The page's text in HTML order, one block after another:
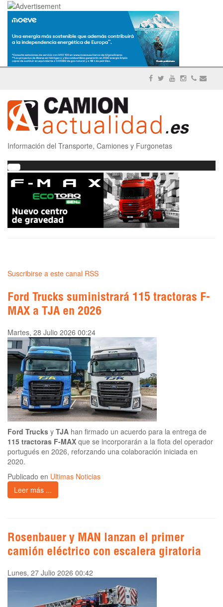
Información del Transporte, Camiones y Furgonetas
Suscribirse a este canal RSS
Ford Trucks suministrará 115 tractoras F-
MAX a TJA en 2026
Martes, 28 Julio 2026 00:24
Ford Trucks y TJA han firmado un acuerdo para la entrega de
115 tractoras F-MAX que se incorporarán a la flota del operador
portugués en 2026, reforzando una colaboración iniciada en
2020.
Publicado en Ultimas Noticias
Leer más ...
Rosenbauer y MAN lanzan el primer
camión eléctrico con escalera giratoria
Lunes, 27 Julio 2026 00:42